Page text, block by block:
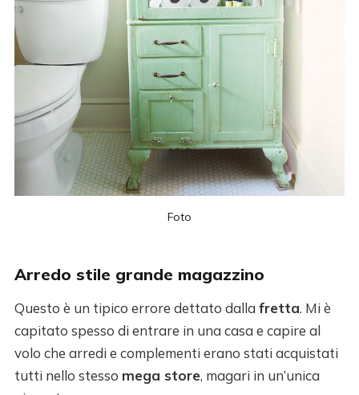
Foto
Arredo stile grande magazzino
Questo è un tipico errore dettato dallafretta. Mi è
capitato spesso di entrare in una casa e capire al
volo che arredi e complementi erano stati acquistati
tutti nello stesso mega store, magari in un’unica